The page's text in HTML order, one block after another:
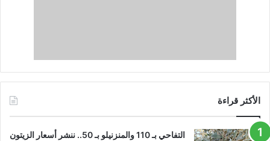
الأكثر قراءة
التفاحي بـ 110 والمنزنيلو بـ 50.. ننشر أسعار الزيتون